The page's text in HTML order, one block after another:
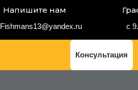
Напишите нам
Fishmans13@yandex.ru с
Консультация